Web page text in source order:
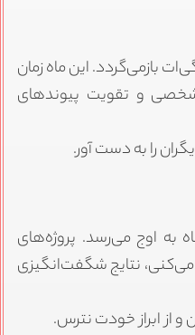
بازمی‌گردد. این ماه زمان
شخصی و تقویت پیوندهای
را به دست آور.
به اوج می‌رسد. پروژه‌های
نتایج شگفت‌انگیزی
از ابراز خودت نترس.